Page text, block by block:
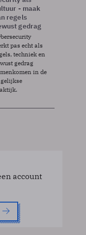
- maak
regels
gedrag
pas echt als
techniek en
gedrag
in de
account